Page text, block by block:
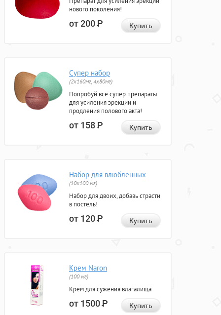
нового поколения!
от 200Р Купить
Супер набор
(2х160мг, 4х80мг)
Попробуй все супер препараты
для усиления эрекции и
продления полового акта!
от 158Р Купить
Набор для влюбленных
(10х100 мг)
Набор для двоих, добавь страсти
в постель!
от 120Р Купить
Крем Naron
(100 мг)
Крем для сужения влагалища
от 1500Р Купить